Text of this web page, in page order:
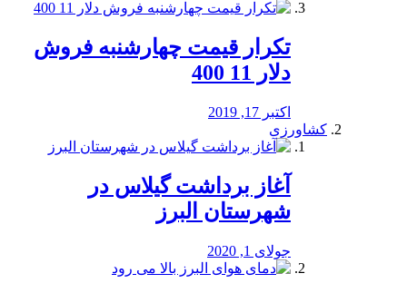
تکرار قیمت چهارشنبه فروش
دلار 11 400
اکتبر 17, 2019
کشاورزی
آغاز برداشت گیلاس در
شهرستان البرز
جولای 1, 2020